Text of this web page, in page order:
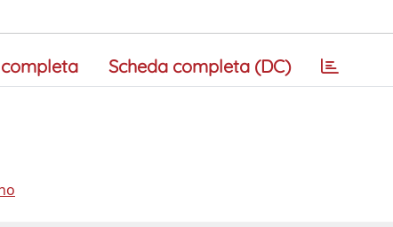
Scheda completa (DC)